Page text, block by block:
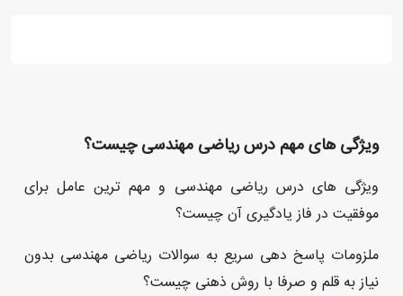
ویژگی های مهم درس ریاضی مهندسی چیست؟
ویژگی های درس ریاضی مهندسی و مهم ترین عامل برای
موفقیت در فاز یادگیری آن چیست؟
️ملزومات پاسخ دهی سریع به سوالات ریاضی مهندسی بدون
نیاز به قلم و صرفا با روش ذهنی چیست؟